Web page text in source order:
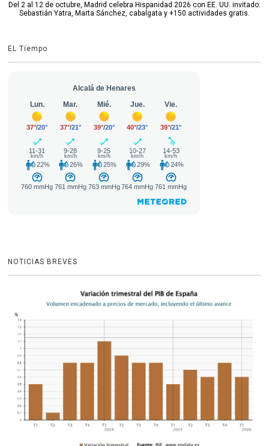
Del 2 al 12 de octubre, Madrid celebra Hispanidad 2026 con EE. UU. invitado:
Sebastián Yatra, Marta Sánchez, cabalgata y +150 actividades gratis.
EL Tiempo
NOTICIAS BREVES